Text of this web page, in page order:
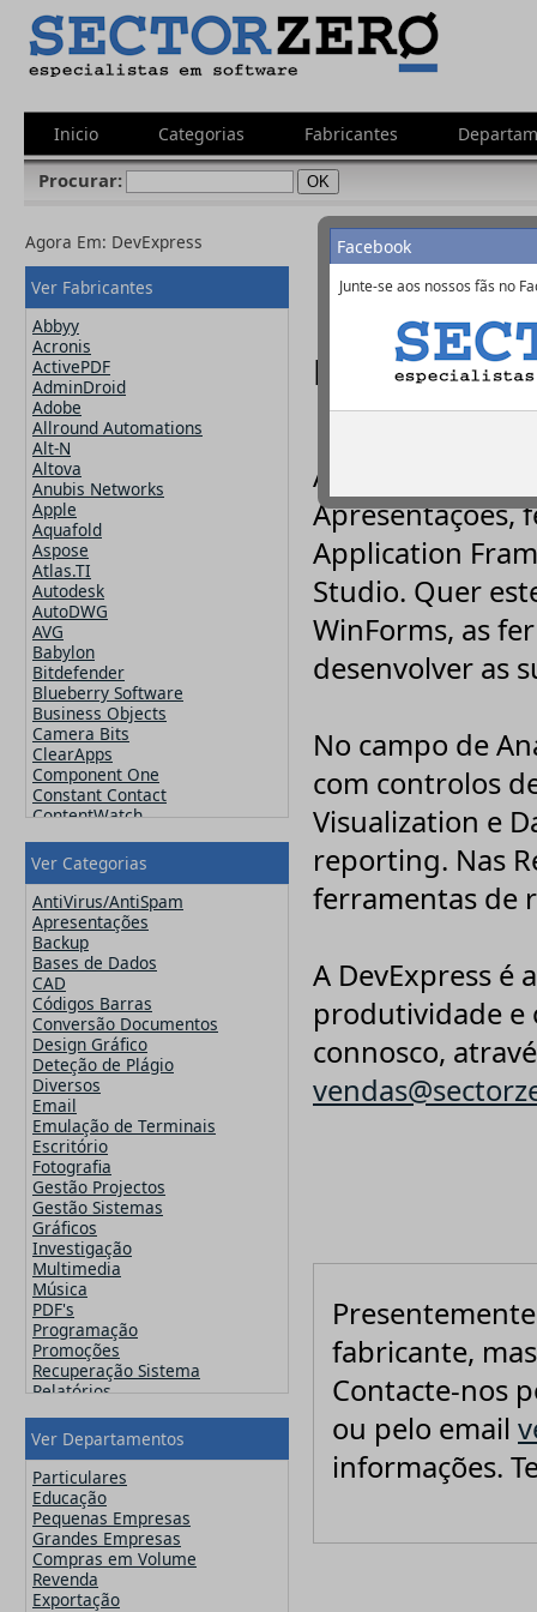
Inicio Categorias Fabricantes
Procurar:
Agora Em: DevExpress
Ver Fabricantes
Abbyy
Acronis
ActivePDF
AdminDroid
Adobe
Allround Automations
Alt-N
Altova
Anubis Networks
Apple
Aquafold
Aspose
Atlas.TI
Autodesk
AutoDWG
AVG
Babylon
Bitdefender
Blueberry Software
Business Objects
Camera Bits
ClearApps
Component One
Constant Contact
ContentWatch
Crucial
CutePDF
CuteSoft
CZ Solution
DameWare
Datawatch
Devart
DevExpress
ElcomSoft
ESET
Exclaimer
Famatech
Faronics
FinalWire
Flexera
Flipping Book
GFI
Globalscape
IDM Computer Solutions
Incomedia Software
Infacta
Infragistics
iSpring Solutions, Inc.
Jam Software
JetBrains
Kaspersky
Lansweeper
Maxon
MAXQDA - Verbi
McAfee
Microsoft
Navicat
Nero
Netsarang
Network Automation
Ver Categorias
AntiVirus/AntiSpam
Apresentações
Backup
Bases de Dados
CAD
Códigos Barras
Conversão Documentos
Design Gráfico
Deteção de Plágio
Diversos
Email
Emulação de Terminais
Escritório
Fotografia
Gestão Projectos
Gestão Sistemas
Gráficos
Investigação
Multimedia
Música
PDF's
Programação
Promoções
Recuperação Sistema
Relatórios
Sistemas Operativos
Utilitários
Video
Web Design
Ver Departamentos
Particulares
Educação
Pequenas Empresas
Grandes Empresas
Compras em Volume
Revenda
Exportação
DevExpress -
A DevExpress
Apresentações,
Application
Studio. Quer
WinForms, as
desenvolver as
No campo de
com controlos
Visualization e
reporting. Nas
ferramentas de
A DevExpress é
produtividade e
connosco,
fabricante,
Contacte-nos
ou pelo email
informações.
Facebook
Junte-se aos nossos fãs no